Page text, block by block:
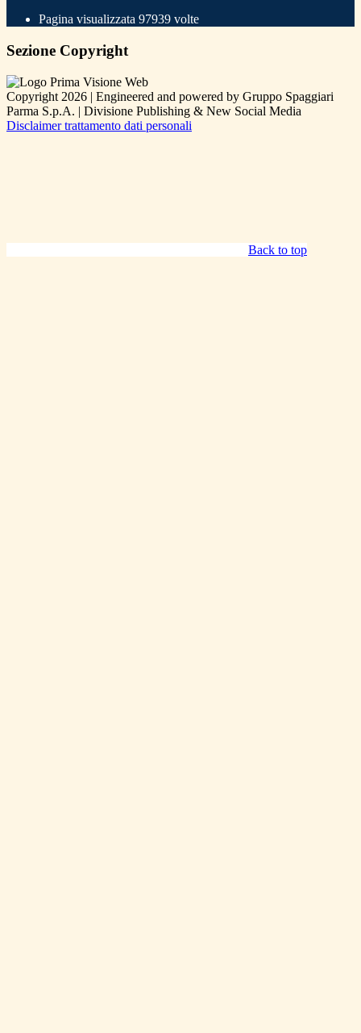
Pagina visualizzata 97939 volte
Sezione Copyright
Copyright 2026 | Engineered and powered by Gruppo Spaggiari
Parma S.p.A. | Divisione Publishing & New Social Media
Disclaimer trattamento dati personali
Back to top